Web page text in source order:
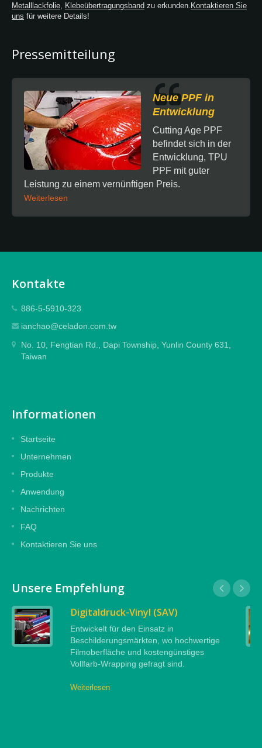
Metalllackfolie, Klebeübertragungsband zu erkunden. Kontaktieren Sie
uns für weitere Details!
Pressemitteilung
Neue PPF in
Entwicklung
Cutting Age PPF
befindet sich in der
Entwicklung, TPU
PPF mit guter
Leistung zu einem vernünftigen Preis.
Weiterlesen
Kontakte
886-5-5910-323
ianchao@celadon.com.tw
No. 10, Fengtian Rd., Dapi Township, Yunlin County 631,
Taiwan
Informationen
Startseite
Unternehmen
Produkte
Anwendung
Nachrichten
FAQ
Kontaktieren Sie uns
Unsere Empfehlung
Digitaldruck-Vinyl (SAV)
Entwickelt für den Einsatz in
Beschilderungsmärkten, wo hochwertige
Filmoberfläche und kostengünstiges
Vollfarb-Wrapping gefragt sind.
Weiterlesen